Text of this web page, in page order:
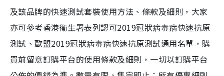
及該品牌的快速測試套裝使用方法、條款及細則，大家
亦可參考香港衞生署表列認可2019冠狀病毒病快速抗原
測試、歐盟2019冠狀病毒病快速抗原測試通用名單，購
買前留意訂購平台的使用條款及細則，一切以訂購平台